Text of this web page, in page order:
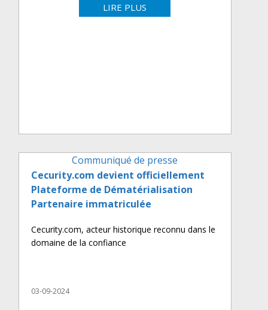
LIRE PLUS
Communiqué de presse
Cecurity.com devient officiellement
Plateforme de Dématérialisation
Partenaire immatriculée
Cecurity.com, acteur historique reconnu dans le
domaine de la confiance
03-09-2024